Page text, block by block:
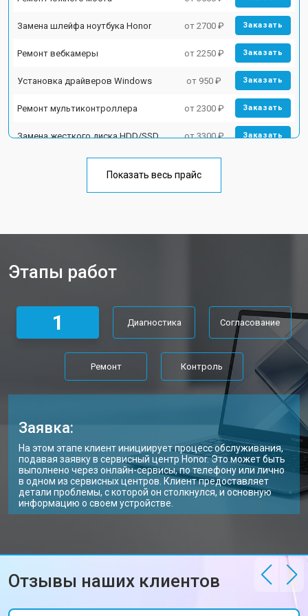
Замена шлейфа ноутбука Honor от 2700 ₽ Заказать
Ремонт вебкамеры от 2250 ₽ Заказать
Установка драйверов Windows от 950 ₽ Заказать
Ремонт мультиконтроллера от 2300 ₽ Заказать
Замена жесткого диска HDD/SSD от 3300 ₽ Заказать
Замена тачпада ноутбука Honor от 1500 ₽
Замена материнской платы
Замена Wi-Fi ноутбука Honor от 2200 ₽ Заказать
Ремонт цепи питания от 3500 ₽ Заказать
Замена USB порта от 2200 ₽ Заказать
от 1700 ₽
от 2600 ₽
Замена микрофона от 2600 ₽ Заказать
Замена оперативной памяти от 1100 ₽ Заказать
Показать весь прайс
Этапы работ
1 Диагностика Согласование
Ремонт Контроль
Заявка:
На этом этапе клиент инициирует процесс обслуживания,
подавая заявку в сервисный центр Honor. Это может быть
выполнено через онлайн-сервисы, по телефону или лично
в одном из сервисных центров. Клиент предоставляет
детали проблемы, с которой он столкнулся, и основную
информацию о своем устройстве.
Отзывы наших клиентов